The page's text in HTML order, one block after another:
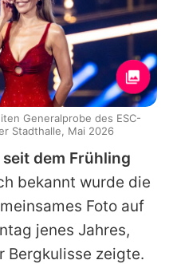
dem Frühling
bekannt wurde die
Foto auf
jenes Jahres,
Bergkulisse zeigte.
Generalprobe des ESC-
Stadthalle, Mai 2026